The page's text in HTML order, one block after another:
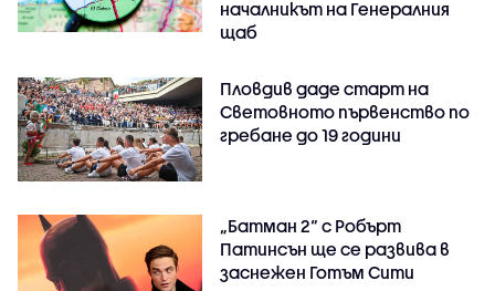
началникът на Генералния
щаб
Пловдив даде старт на
Световното първенство по
гребане до 19 години
„Батман 2“ с Робърт
Патинсън ще се развива в
заснежен Готъм Сити